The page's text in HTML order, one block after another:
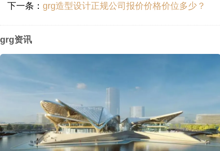
下一条： grg造型设计正规公司报价价格价位多少？
grg资讯